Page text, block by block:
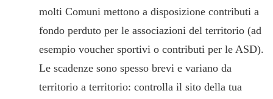
molti Comuni mettono a disposizione contributi a
fondo perduto per le associazioni del territorio (ad
esempio voucher sportivi o contributi per le ASD).
Le scadenze sono spesso brevi e variano da
territorio a territorio: controlla il sito della tua